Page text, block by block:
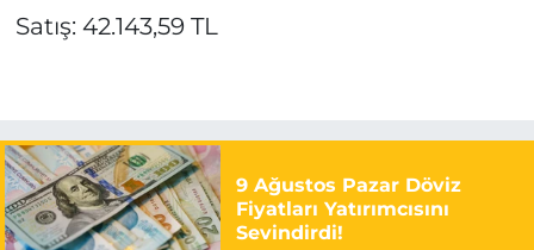
Satış: 42.143,59 TL
9 Ağustos Pazar Döviz
Fiyatları Yatırımcısını
Sevindirdi!